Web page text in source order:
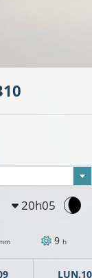
20h05
9 h
LUN.10
13°C